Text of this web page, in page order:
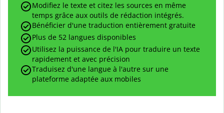
Modifiez le texte et citez les sources en même
temps grâce aux outils de rédaction intégrés.
Bénéficier d'une traduction entièrement gratuite
Plus de 52 langues disponibles
Utilisez la puissance de l'IA pour traduire un texte
rapidement et avec précision
Traduisez d'une langue à l'autre sur une
plateforme adaptée aux mobiles